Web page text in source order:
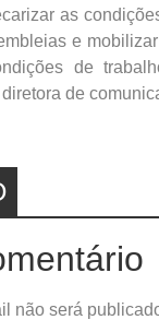
as
e
de
de
não será